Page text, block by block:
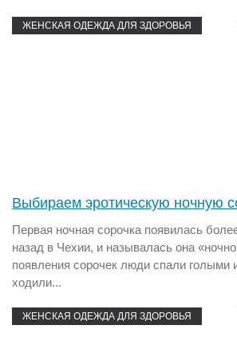
ЖЕНСКАЯ ОДЕЖДА ДЛЯ ЗДОРОВЬЯ
Выбираем эротическую ночную
Первая ночная сорочка появилась
назад в Чехии, и называлась она
появления сорочек люди спали голыми
ходили...
ЖЕНСКАЯ ОДЕЖДА ДЛЯ ЗДОРОВЬЯ